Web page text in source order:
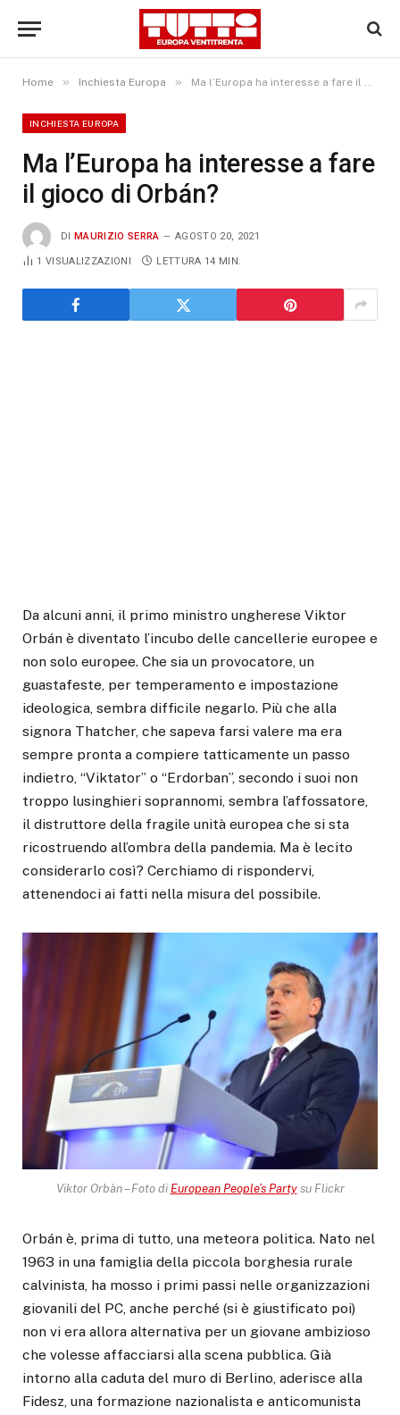
Home » Inchiesta Europa » Ma l’Europa ha interesse a fare il gioco di Orbán?
INCHIESTA EUROPA
Ma l’Europa ha interesse a fare
il gioco di Orbán?
DI MAURIZIO SERRA AGOSTO 20, 2021
1VISUALIZZAZIONI LETTURA 14 MIN.
Da alcuni anni, il primo ministro ungherese Viktor
Orbán è diventato l’incubo delle cancellerie europee e
non solo europee. Che sia un provocatore, un
guastafeste, per temperamento e impostazione
ideologica, sembra difficile negarlo. Più che alla
signora Thatcher, che sapeva farsi valere ma era
sempre pronta a compiere tatticamente un passo
indietro, “Viktator” o “Erdorban”, secondo i suoi non
troppo lusinghieri soprannomi, sembra l’affossatore,
il distruttore della fragile unità europea che si sta
ricostruendo all’ombra della pandemia. Ma è lecito
considerarlo così? Cerchiamo di rispondervi,
attenendoci ai fatti nella misura del possibile.
Viktor Orbàn – Foto di European People’s Partysu Flickr
Orbán è, prima di tutto, una meteora politica. Nato nel
1963 in una famiglia della piccola borghesia rurale
calvinista, ha mosso i primi passi nelle organizzazioni
giovanili del PC, anche perché (si è giustificato poi)
non vi era allora alternativa per un giovane ambizioso
che volesse affacciarsi alla scena pubblica. Già
intorno alla caduta del muro di Berlino, aderisce alla
Fidesz, una formazione nazionalista e anticomunista